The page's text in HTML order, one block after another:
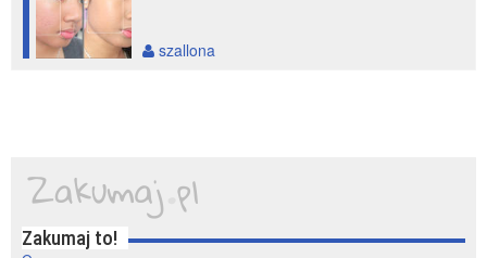
szallona
Zakumaj to!